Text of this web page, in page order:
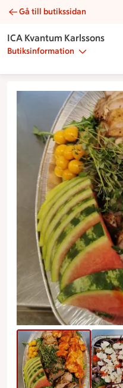
Kökets buffé | Catering ICA
Gå till butikssidan
ICA Kvantum Karlssons
Butiksinformation